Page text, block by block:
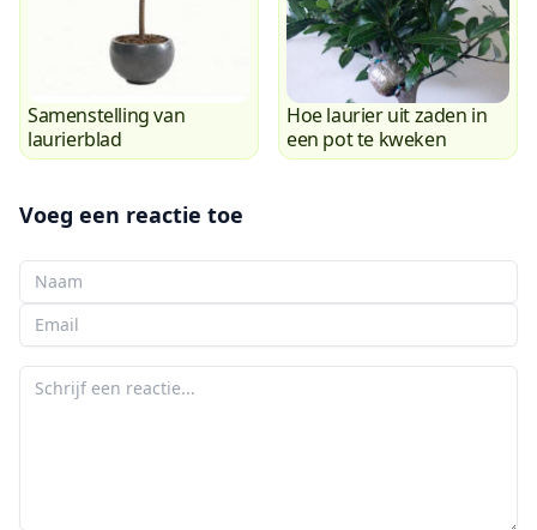
Samenstelling van
laurierblad
Hoe laurier uit zaden in
een pot te kweken
Voeg een reactie toe
Uw naam
Uw e-mail
Uw reactie